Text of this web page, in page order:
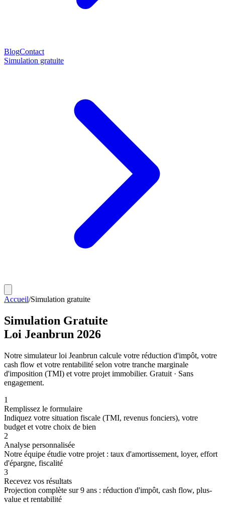
BlogContact
Simulation gratuite
Accueil/Simulation gratuite
Simulation Gratuite
Loi Jeanbrun 2026
Notre simulateur loi Jeanbrun calcule votre réduction d'impôt, votre
cash flow et votre rentabilité selon votre tranche marginale
d'imposition (TMI) et votre projet immobilier. Gratuit · Sans
engagement.
1
Remplissez le formulaire
Indiquez votre situation fiscale (TMI, revenus fonciers), votre
budget et votre choix de bien
2
Analyse personnalisée
Notre équipe étudie votre projet : taux d'amortissement, loyer, effort
d'épargne, fiscalité
3
Recevez vos résultats
Projection complète sur 9 ans : réduction d'impôt, cash flow, plus-
value et rentabilité